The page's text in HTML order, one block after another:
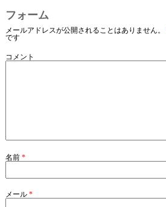
フォーム
メールアドレスが公開されることはありません。
です
コメント
名前 *
メール *